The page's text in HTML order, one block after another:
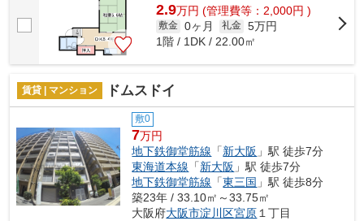
2.9万円 (管理費等：2,000円 )
敷金 0ヶ月 礼金 5万円
1階 / 1DK / 22.00㎡
賃貸 | マンション ドムスドイ
敷0
7万円
地下鉄御堂筋線 「新大阪 」駅 徒歩7分
東海道本線 「新大阪 」駅 徒歩7分
地下鉄御堂筋線 「東三国 」駅 徒歩8分
築23年 / 33.10㎡～33.75㎡
大阪府大阪市淀川区宮原 １丁目